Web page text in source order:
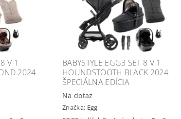
V 1
2024
BABYSTYLE EGG3 SET 8 V 1
HOUNDSTOOTH BLACK 2024
ŠPECIÁLNA EDÍCIA
Na dotaz
Značka: Egg